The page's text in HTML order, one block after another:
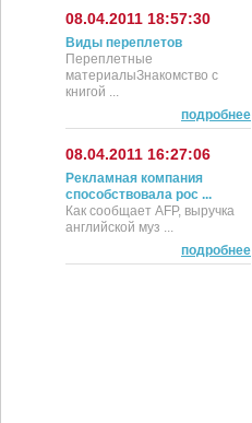
08.04.2011 18:57:30
Виды переплетов
Переплетные
материалыЗнакомство с
книгой ...
подробнее
08.04.2011 16:27:06
Рекламная компания
способствовала рос ...
Как сообщает AFP, выручка
английской муз ...
подробнее